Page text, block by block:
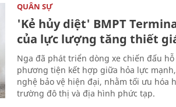
QUÂN SỰ
'Kẻ hủy diệt' BMPT
của lực lượng tăng thiết
Nga đã phát triển dòng xe chiến đấu
phương tiện kết hợp giữa hỏa lực
nghệ bảo vệ hiện đại, nhằm tối ưu hóa
trường đô thị và địa hình phức tạp.